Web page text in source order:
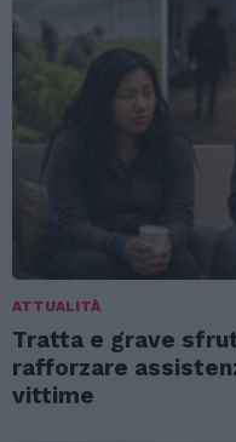
ATTUALITÀ
Tratta e grave
rafforzare
vittime